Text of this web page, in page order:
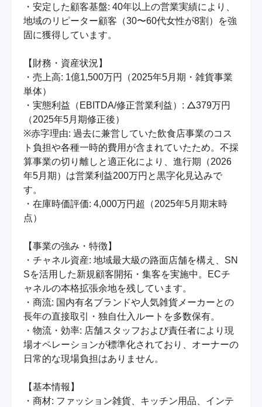
・安定した顧客基盤: 40年以上の営業実績により、
地域のリピーター顧客（30〜60代女性が8割）を強
固に獲得しています。
【財務・資産状況】
・売上高: 1億1,500万円（2025年5月期・雑貨事業
単体）
・実態利益（EBITDA/修正営業利益）: △379万円
（2025年5月期修正後）
※赤字理由: 過去に兼営していた飲食店事業のコス
ト負担や各種一時的費用が含まれていたため。不採
算事業の切り離しと適正化により、進行期（2026
年5月期）は営業利益200万円と黒字化見込みで
す。
・在庫時価評価: 4,000万円超（2025年5月期末時
点）
【事業の強み・特徴】
・チャネル資産: 地域最大級の路面店舗を構え、SN
Sを活用した新規顧客開拓・集客を実施中。ECチ
ャネルの本格拡張余地を残しています。
・商流: 国内有名ブランドや人気雑貨メーカーとの
長年の直接取引・独自仕入ルートを多数保有。
・物流・効率: 店舗スタッフおよび責任者により現
場オペレーションが標準化されており、オーナーの
日常的な現場負担はありません。
【基本情報】
・商材: ファッション雑貨、キッチン用品、インテ